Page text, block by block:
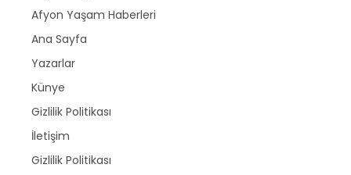
Afyon Yaşam Haberleri
Ana Sayfa
Yazarlar
Künye
Gizlilik Politikası
İletişim
Gizlilik Politikası